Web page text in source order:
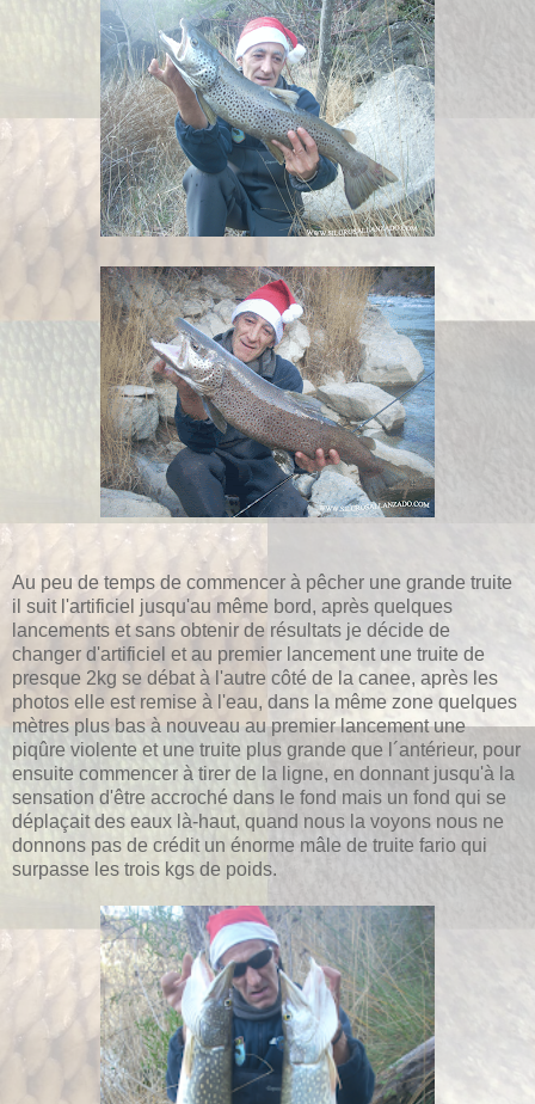
Au peu de temps de commencer à pêcher une grande truite
il suit l'artificiel jusqu'au même bord, après quelques
lancements et sans obtenir de résultats je décide de
changer d'artificiel et au premier lancement une truite de
presque 2kg se débat à l'autre côté de la canee, après les
photos elle est remise à l'eau, dans la même zone quelques
mètres plus bas à nouveau au premier lancement une
piqûre violente et une truite plus grande que l´antérieur, pour
ensuite commencer à tirer de la ligne, en donnant jusqu'à la
sensation d'être accroché dans le fond mais un fond qui se
déplaçait des eaux là-haut, quand nous la voyons nous ne
donnons pas de crédit un énorme mâle de truite fario qui
surpasse les trois kgs de poids.